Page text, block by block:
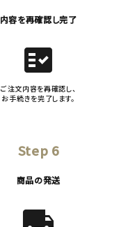
内容を再確認し完了
fact_check
ご注文内容を再確認し、
お手続きを完了します。
Step 6
商品の発送